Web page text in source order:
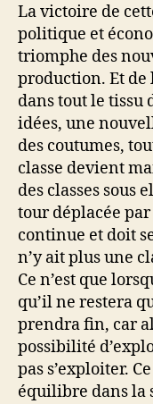
La victoire de
politique et
triomphe des
production. Et de
dans tout le tissu
idées, une
des coutumes,
classe devient
des classes sous
tour déplacée
continue et doit
n’y ait plus une
Ce n’est que
qu’il ne restera
prendra fin, car
possibilité
pas s’exploiter.
équilibre dans la